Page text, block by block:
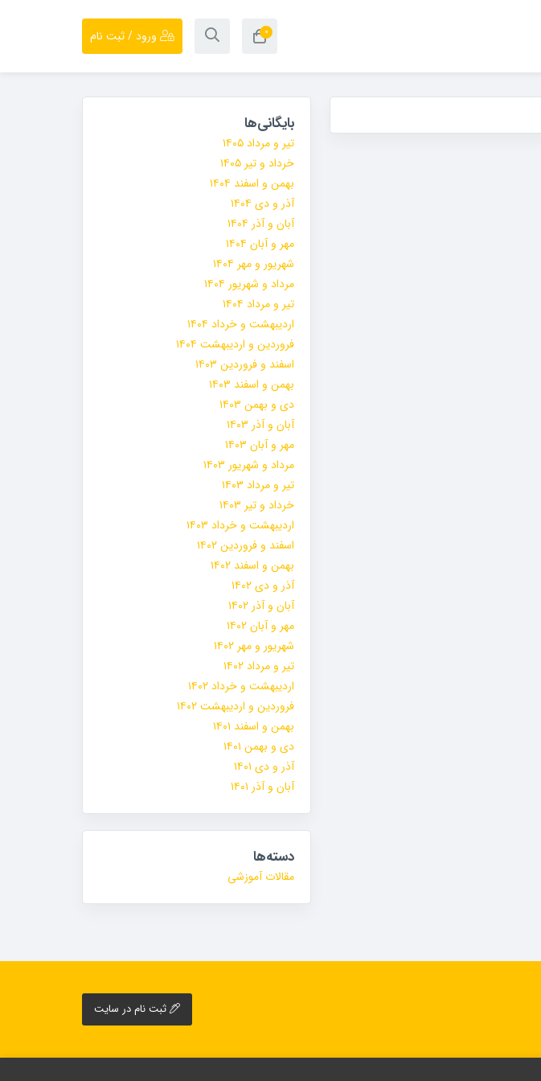
ورود / ثبت نام ۰
بایگانی‌ها
تیر و مرداد ۱۴۰۵
خرداد و تیر ۱۴۰۵
بهمن و اسفند ۱۴۰۴
آذر و دی ۱۴۰۴
آبان و آذر ۱۴۰۴
مهر و آبان ۱۴۰۴
شهریور و مهر ۱۴۰۴
مرداد و شهریور ۱۴۰۴
تیر و مرداد ۱۴۰۴
اردیبهشت و خرداد ۱۴۰۴
فروردین و اردیبهشت ۱۴۰۴
اسفند و فروردین ۱۴۰۳
بهمن و اسفند ۱۴۰۳
دی و بهمن ۱۴۰۳
آبان و آذر ۱۴۰۳
مهر و آبان ۱۴۰۳
مرداد و شهریور ۱۴۰۳
تیر و مرداد ۱۴۰۳
خرداد و تیر ۱۴۰۳
اردیبهشت و خرداد ۱۴۰۳
اسفند و فروردین ۱۴۰۲
بهمن و اسفند ۱۴۰۲
آذر و دی ۱۴۰۲
آبان و آذر ۱۴۰۲
مهر و آبان ۱۴۰۲
شهریور و مهر ۱۴۰۲
تیر و مرداد ۱۴۰۲
اردیبهشت و خرداد ۱۴۰۲
فروردین و اردیبهشت ۱۴۰۲
بهمن و اسفند ۱۴۰۱
دی و بهمن ۱۴۰۱
آذر و دی ۱۴۰۱
آبان و آذر ۱۴۰۱
دسته‌ها
مقالات آموزشی
ثبت نام در سایت